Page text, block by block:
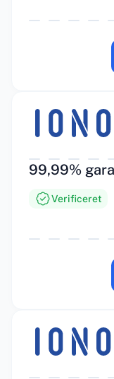
99,99%
Verificeret